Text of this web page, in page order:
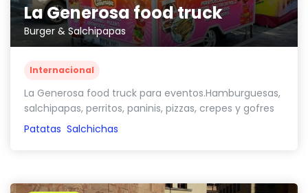
La Generosa food truck
Burger & Salchipapas
Internacional
La Generosa food truck para eventos.Hamburguesas,
salchipapas, perritos, paninis, pizzas, crepes y gofres
Patatas Salchichas